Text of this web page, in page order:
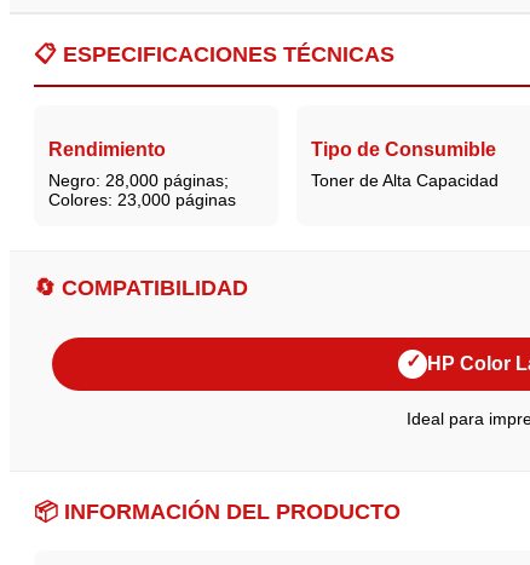
📋 ESPECIFICACIONES TÉCNICAS
Rendimiento
Negro: 28,000 páginas;
Colores: 23,000 páginas
Tipo de Consumible
Toner de Alta Capacidad
🔄 COMPATIBILIDAD
✓ HP Color
Ideal para
📦 INFORMACIÓN DEL PRODUCTO